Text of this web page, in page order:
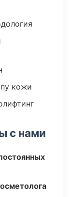
кожи
с нами